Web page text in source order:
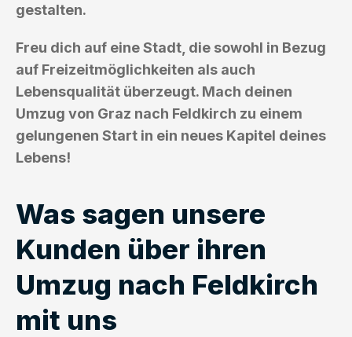
gestalten.
Freu dich auf eine Stadt, die sowohl in Bezug
auf Freizeitmöglichkeiten als auch
Lebensqualität überzeugt. Mach deinen
Umzug von Graz nach Feldkirch zu einem
gelungenen Start in ein neues Kapitel deines
Lebens!
Was sagen unsere
Kunden über ihren
Umzug nach Feldkirch
mit uns